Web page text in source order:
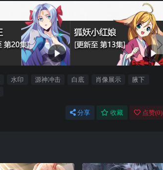
水印 源神冲击 白底 肖像展示
腋下
分享 收藏 点赞(0)